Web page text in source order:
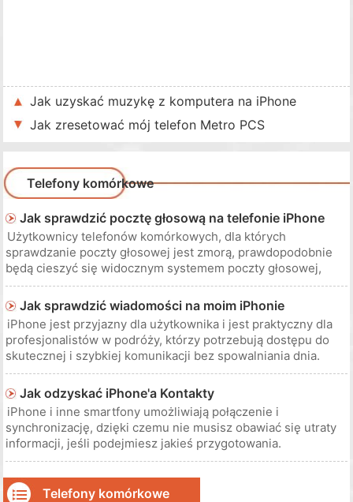
Jak uzyskać muzykę z komputera na iPhone
Jak zresetować mój telefon Metro PCS
Telefony komórkowe
Jak sprawdzić pocztę głosową na telefonie iPhone
Użytkownicy telefonów komórkowych, dla których
sprawdzanie poczty głosowej jest zmorą, prawdopodobnie
będą cieszyć się widocznym systemem poczty głosowej,
który Apple stworzył dla swojego iPhonea. IPhone pozwala
zobaczyć wiadomości głosowe na liście, więc nie musisz
dzwonić, aby je sprawdzić; zawsze
Jak sprawdzić wiadomości na moim iPhonie
iPhone jest przyjazny dla użytkownika i jest praktyczny dla
profesjonalistów w podróży, którzy potrzebują dostępu do
skutecznej i szybkiej komunikacji bez spowalniania dnia.
Sprawdzanie wiadomości tekstowych i głosowych w
telefonie iPhone jest bardzo szybkie i łatwe. Wystarczy
dotknąć palcem, aby sp
Jak odzyskać iPhone'a Kontakty
iPhone i inne smartfony umożliwiają połączenie i
synchronizację, dzięki czemu nie musisz obawiać się utraty
informacji, jeśli podejmiesz jakieś przygotowania.
Przypadkowe usunięcie kontaktu lub grupy kontaktów z
iPhonea, a nawet utrata lub złamanie iPhonea, nie oznacza,
że ​​Twoje kontakty zniknęły
Telefony komórkowe